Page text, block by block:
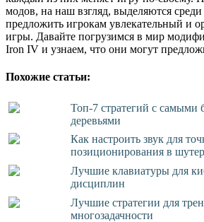
модов, на наш взгляд, выделяются
предложить игрокам увлекательный и
игры. Давайте погрузимся в мир
Iron IV и узнаем, что они могут
Похожие статьи:
Топ-7 стратегий с самыми
деревьями
Как настроить звук для
позиционирования в
Лучшие клавиатуры для
дисциплин
Лучшие стратегии для
многозадачности